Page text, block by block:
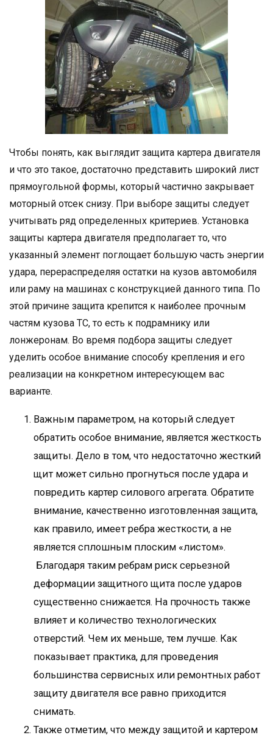
Чтобы понять, как выглядит защита картера двигателя
и что это такое, достаточно представить широкий лист
прямоугольной формы, который частично закрывает
моторный отсек снизу. При выборе защиты следует
учитывать ряд определенных критериев. Установка
защиты картера двигателя предполагает то, что
указанный элемент поглощает большую часть энергии
удара, перераспределяя остатки на кузов автомобиля
или раму на машинах с конструкцией данного типа. По
этой причине защита крепится к наиболее прочным
частям кузова ТС, то есть к подрамнику или
лонжеронам. Во время подбора защиты следует
уделить особое внимание способу крепления и его
реализации на конкретном интересующем вас
варианте.
Важным параметром, на который следует
обратить особое внимание, является жесткость
защиты. Дело в том, что недостаточно жесткий
щит может сильно прогнуться после удара и
повредить картер силового агрегата. Обратите
внимание, качественно изготовленная защита,
как правило, имеет ребра жесткости, а не
является сплошным плоским «листом».
Благодаря таким ребрам риск серьезной
деформации защитного щита после ударов
существенно снижается. На прочность также
влияет и количество технологических
отверстий. Чем их меньше, тем лучше. Как
показывает практика, для проведения
большинства сервисных или ремонтных работ
защиту двигателя все равно приходится
снимать.
Также отметим, что между защитой и картером